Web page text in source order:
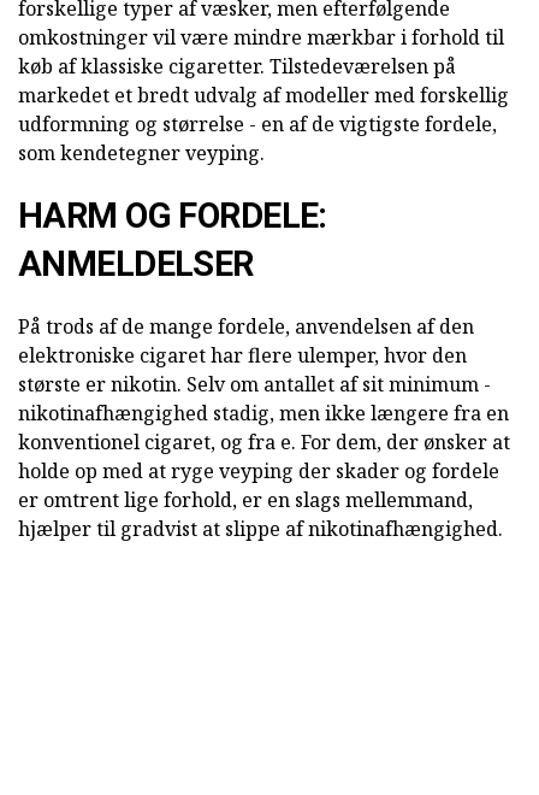
forskellige typer af væsker, men efterfølgende
omkostninger vil være mindre mærkbar i forhold til
køb af klassiske cigaretter. Tilstedeværelsen på
markedet et bredt udvalg af modeller med forskellig
udformning og størrelse - en af de vigtigste fordele,
som kendetegner veyping.
HARM OG FORDELE:
ANMELDELSER
På trods af de mange fordele, anvendelsen af den
elektroniske cigaret har flere ulemper, hvor den
største er nikotin. Selv om antallet af sit minimum -
nikotinafhængighed stadig, men ikke længere fra en
konventionel cigaret, og fra e. For dem, der ønsker at
holde op med at ryge veyping der skader og fordele
er omtrent lige forhold, er en slags mellemmand,
hjælper til gradvist at slippe af nikotinafhængighed.